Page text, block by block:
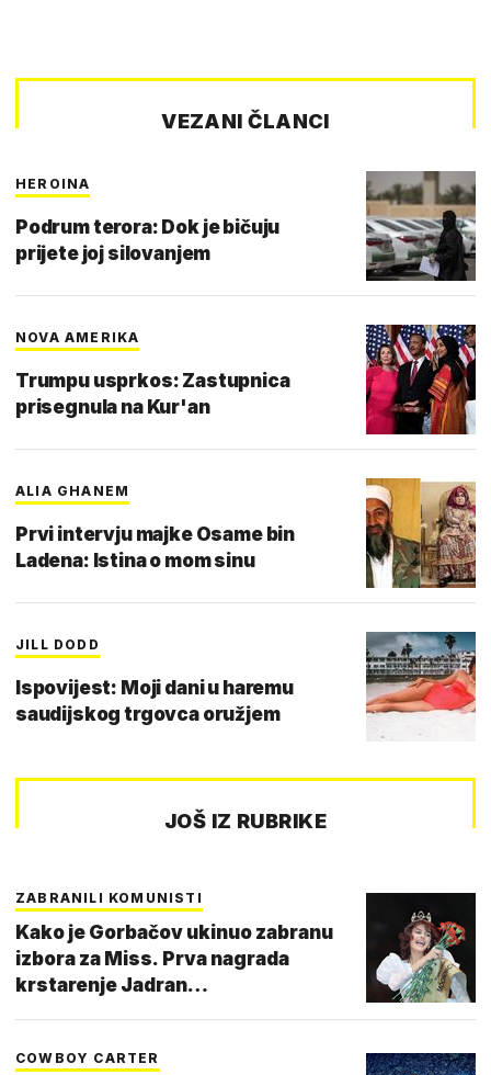
VEZANI ČLANCI
HEROINA
Podrum terora: Dok je bičuju
prijete joj silovanjem
NOVA AMERIKA
Trumpu usprkos: Zastupnica
prisegnula na Kur'an
ALIA GHANEM
Prvi intervju majke Osame bin
Ladena: Istina o mom sinu
JILL DODD
Ispovijest: Moji dani u haremu
saudijskog trgovca oružjem
JOŠ IZ RUBRIKE
ZABRANILI KOMUNISTI
Kako je Gorbačov ukinuo zabranu
izbora za Miss. Prva nagrada
krstarenje Jadran…
COWBOY CARTER